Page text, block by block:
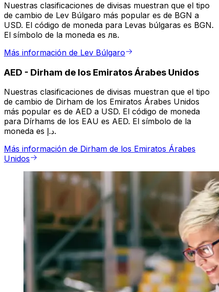
Nuestras clasificaciones de divisas muestran que el tipo
de cambio de Lev Búlgaro más popular es de BGN a
USD. El código de moneda para Levas búlgaras es BGN.
El símbolo de la moneda es лв.
Más información de Lev Búlgaro
AED - Dirham de los Emiratos Árabes Unidos
Nuestras clasificaciones de divisas muestran que el tipo
de cambio de Dirham de los Emiratos Árabes Unidos
más popular es de AED a USD. El código de moneda
para Dírhams de los EAU es AED. El símbolo de la
moneda es د.إ.
Más información de Dirham de los Emiratos Árabes
Unidos